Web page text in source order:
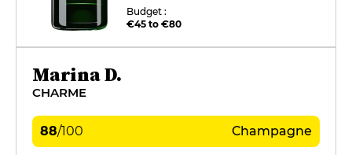
Budget :
€45 to €80
Marina D.
CHARME
88/100 Champagne